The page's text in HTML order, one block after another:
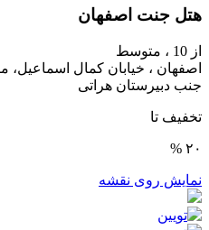
هتل جنت اصفهان
از 10 ،
متوسط
اصفهان ، خیابان کمال اسماعیل،
جنب دبیرستان هراتی
تخفیف تا
۲۰ %
نمایش روی نقشه